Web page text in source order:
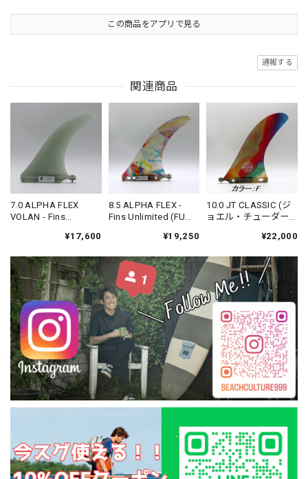
この商品をアプリで見る
通報する
関連商品
7.0 ALPHA FLEX
VOLAN - Fins
¥17,600
8.5 ALPHA FLEX -
Fins Unlimited (FU
¥19,250
10.0 JT CLASSIC (ジ
ョエル・チューダー
Unlimited (FU FIN)
¥22,000